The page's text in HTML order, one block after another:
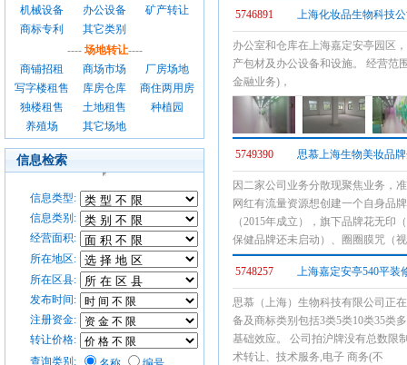
机械设备
办公设备
矿产转让
商标专利
其它类别
---- 场地转让----
商铺招租
商场市场
厂房场地
写字楼租售
库房仓库
商住两用房
独楼租售
土地租售
种植园
养殖场
其它场地
信息检索
信息类型:
信息类别:
经营面积:
所在地区:
所在区县:
发布时间:
注册资金:
转让价格:
查询类别:
5746891 上海化妆品生物科技
办公室和仓库在上海嘉定安亭园区
产包材及办公设备和设施。 经营范
金融业务)，
5749390 思慕上海生物美妆品
因二家公司业务分散现聚焦业务，
网红有流量资源想创建一个自身品
（2015年成立），旗下品牌花无
保健品牌还未启动）、圈圈膜咒（
5748257 上海嘉定安亭540平装
思慕（上海）生物科技有限公司正
备及商标类别包括3类5类10类35类
基础效应。 公司拍沪牌没有总数限
术转让、技术服务,电子 商务(不